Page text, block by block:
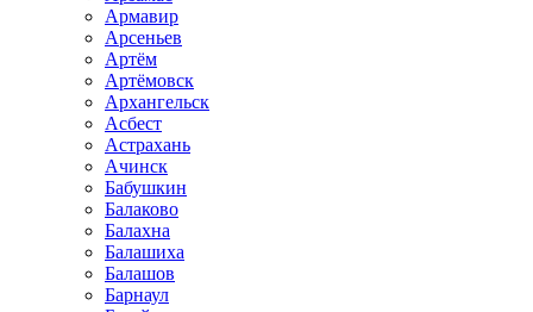
Армавир
Арсеньев
Артём
Артёмовск
Архангельск
Асбест
Астрахань
Ачинск
Бабушкин
Балаково
Балахна
Балашиха
Балашов
Барнаул